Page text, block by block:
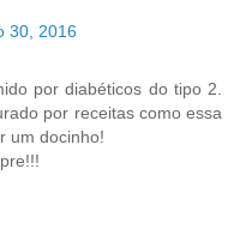
30, 2016
por diabéticos do tipo 2.
por receitas como essa
um docinho!